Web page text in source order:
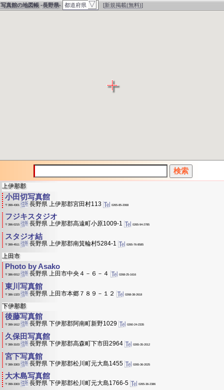
写真館の地図帳-長野県- 都道府県 ▽ [新規掲載(無料)]
上伊那郡
小田切写真館
〒399-4301 長野県 上伊那郡宮田村113 0265-85-2068
フジキスタジオ
〒396-0215 長野県 上伊那郡高遠町小原1009-1 0265-94-2785
スタジオ結
〒399-4511 長野県 上伊那郡南箕輪村5284-1 0265-76-8585
上田市
Photo by Asako
〒386-0012 長野県 上田市中央４－６－４ 0268-25-1616
東川写真館
〒386-1323 長野県 上田市本郷７８９－１２ 0268-38-2618
下伊那郡
後藤写真館
〒399-1612 長野県 下伊那郡阿南町新野1029 0260-24-2335
久保田写真館
〒399-3103 長野県 下伊那郡高森町下市田2964 0265-35-2012
宮下写真館
〒399-3303 長野県 下伊那郡松川町元大島1455 0265-36-2025
大木島写真館
〒399-3303 長野県 下伊那郡松川町元大島1766-5 0265-36-2386